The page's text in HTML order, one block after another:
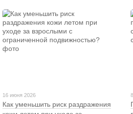
16 июня 2026
Как уменьшить риск раздражения